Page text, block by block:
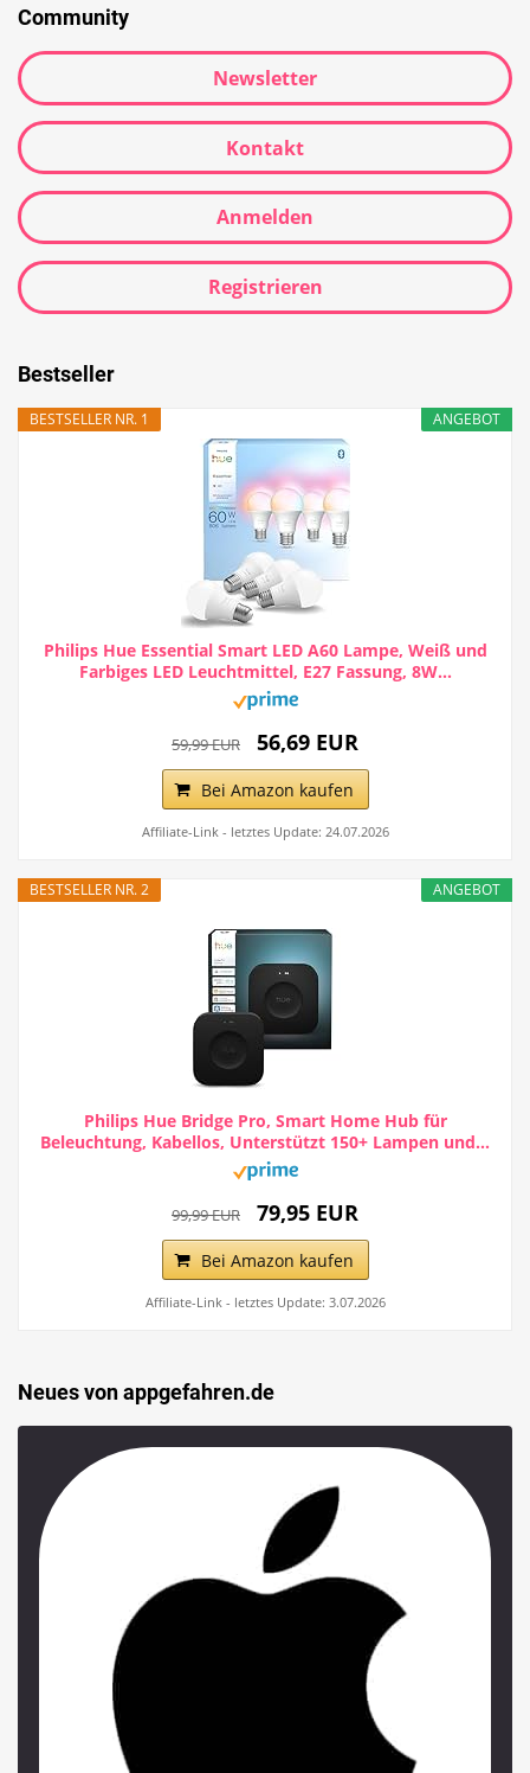
Community
Newsletter
Kontakt
Anmelden
Registrieren
Bestseller
ANGEBOT
BESTSELLER NR. 1
Philips Hue Essential Smart LED A60 Lampe, Weiß und
Farbiges LED Leuchtmittel, E27 Fassung, 8W...
59,99 EUR 56,69 EUR
Bei Amazon kaufen
Affiliate-Link - letztes Update: 24.07.2026
ANGEBOT
BESTSELLER NR. 2
Philips Hue Bridge Pro, Smart Home Hub für
Beleuchtung, Kabellos, Unterstützt 150+ Lampen und...
99,99 EUR 79,95 EUR
Bei Amazon kaufen
Affiliate-Link - letztes Update: 3.07.2026
Neues von appgefahren.de